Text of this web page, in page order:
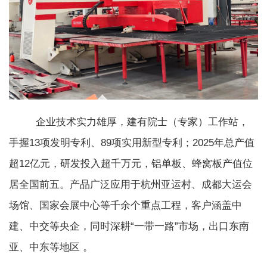
企业技术实力雄厚，建有院士（专家）工作站，
手握13项发明专利、89项实用新型专利；2025年总产值
超12亿元，研发投入超千万元，铝单板、蜂窝板产值位
居全国前五。产品广泛应用于杭州亚运村、成都大运会
场馆、国家会展中心等千余个重点工程，客户涵盖中
建、中交等央企，同时深耕“一带一路”市场，出口东南
亚、中东等地区 。